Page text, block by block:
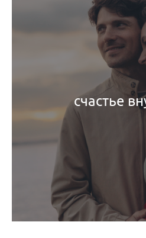
счастье